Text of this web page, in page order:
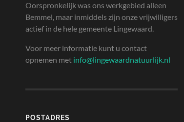
Oorspronkelijk was ons werkgebied alleen
Bemmel, maar inmiddels zijn onze vrijwilligers
actief in de hele gemeente Lingewaard.
Voor meer informatie kunt u contact
opnemen met info@lingewaardnatuurlijk.nl
POSTADRES